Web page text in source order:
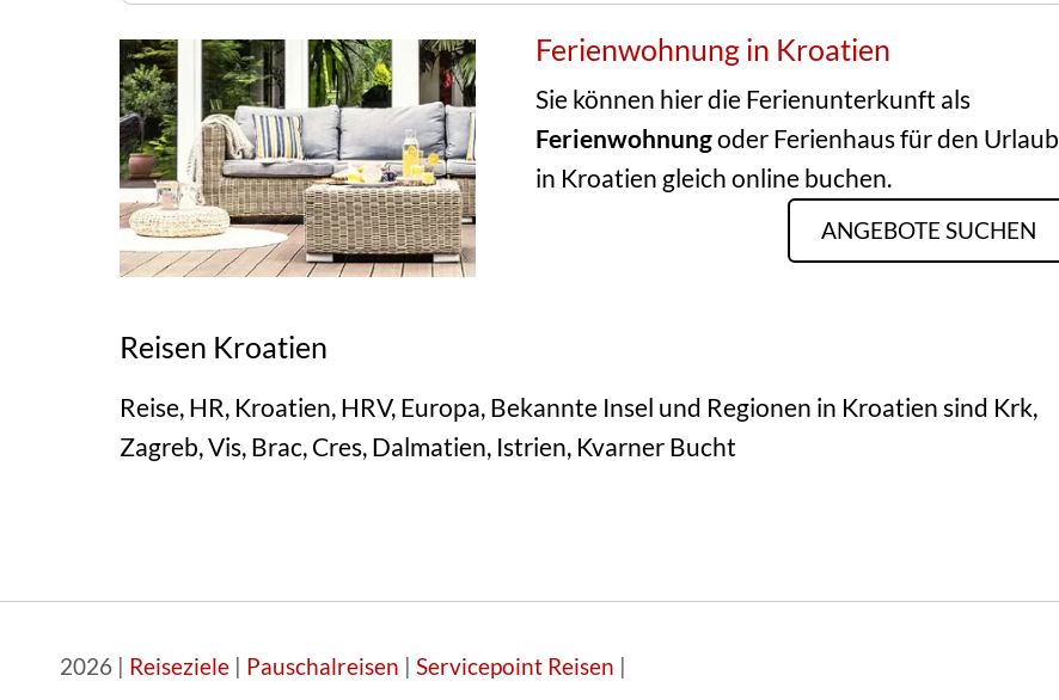
Ferienwohnung in Kroatien
Sie können hier die Ferienunterkunft als
Ferienwohnungoder Ferienhaus für den Urlaub
in Kroatien gleich online buchen.
ANGEBOTE SUCHEN
Reisen Kroatien
Reise, HR, Kroatien, HRV, Europa, Bekannte Insel und Regionen in Kroatien sind Krk,
Zagreb, Vis, Brac, Cres, Dalmatien, Istrien, Kvarner Bucht
2026 | Reiseziele| Pauschalreisen Servicepoint Reisen